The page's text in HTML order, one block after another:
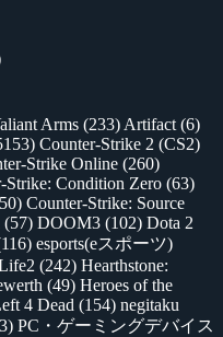
Arms (233) Artifact (6)
Counter-Strike 2 (CS2)
Strike Online (260)
Strike: Condition Zero (63)
Counter-Strike: Source
(57) DOOM3 (102) Dota 2
esports(eスポーツ)
(242) Hearthstone:
(49) Heroes of the
4 Dead (154) negitaku
PC・ゲーミングデバイス